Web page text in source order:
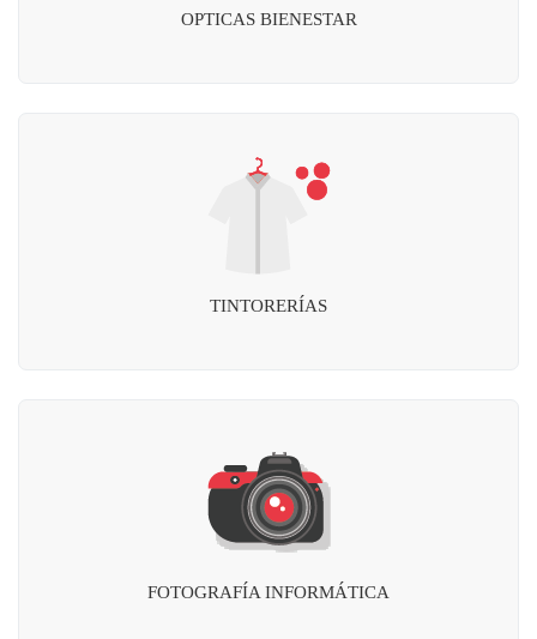
OPTICAS BIENESTAR
TINTORERÍAS
FOTOGRAFÍA INFORMÁTICA